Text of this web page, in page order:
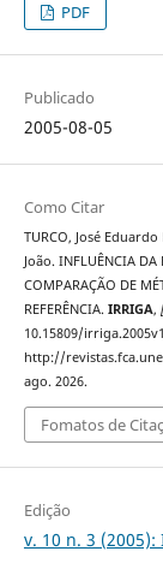
PDF
Publicado
2005-08-05
Como Citar
TURCO, José
João. INFLUÊNCIA DA
COMPARAÇÃO DE
REFERÊNCIA. IRRIGA,
10.15809/
http://
ago. 2026.
Fomatos de
Edição
v. 10 n. 3